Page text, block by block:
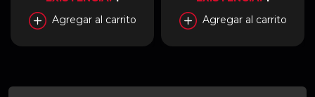
MAG 272QPW QD-OLED
Agregar al carrito
mm | RGB | Plateado |
LS27FG602SLXZX
Agregar al carrito